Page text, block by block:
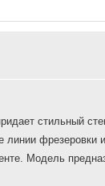
стильный
линии фрезеровки
Модель